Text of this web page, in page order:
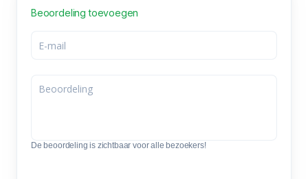
Beoordeling toevoegen
De beoordeling is zichtbaar voor alle bezoekers!